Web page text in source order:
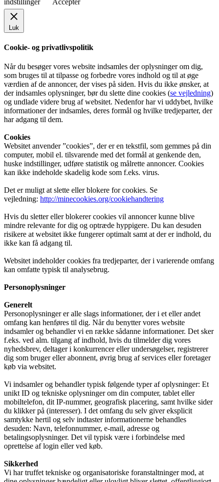
Luk
Cookie- og privatlivspolitik
Når du besøger vores website indsamles der oplysninger om dig,
som bruges til at tilpasse og forbedre vores indhold og til at øge
værdien af de annoncer, der vises på siden. Hvis du ikke ønsker, at
der indsamles oplysninger, bør du slette dine cookies (se vejledning)
og undlade videre brug af websitet. Nedenfor har vi uddybet, hvilke
informationer der indsamles, deres formål og hvilke tredjeparter, der
har adgang til dem.
Cookies
Websitet anvender ”cookies”, der er en tekstfil, som gemmes på din
computer, mobil el. tilsvarende med det formål at genkende den,
huske indstillinger, udføre statistik og målrette annoncer. Cookies
kan ikke indeholde skadelig kode som f.eks. virus.
Det er muligt at slette eller blokere for cookies. Se
vejledning: http://minecookies.org/cookiehandtering
Hvis du sletter eller blokerer cookies vil annoncer kunne blive
mindre relevante for dig og optræde hyppigere. Du kan desuden
risikere at websitet ikke fungerer optimalt samt at der er indhold, du
ikke kan få adgang til.
Websitet indeholder cookies fra tredjeparter, der i varierende omfang
kan omfatte typisk til analysebrug.
Personoplysninger
Generelt
Personoplysninger er alle slags informationer, der i et eller andet
omfang kan henføres til dig. Når du benytter vores website
indsamler og behandler vi en række sådanne informationer. Det sker
f.eks. ved alm. tilgang af indhold, hvis du tilmelder dig vores
nyhedsbrev, deltager i konkurrencer eller undersøgelser, registrerer
dig som bruger eller abonnent, øvrig brug af services eller foretager
køb via websitet.
Vi indsamler og behandler typisk følgende typer af oplysninger: Et
unikt ID og tekniske oplysninger om din computer, tablet eller
mobiltelefon, dit IP-nummer, geografisk placering, samt hvilke sider
du klikker på (interesser). I det omfang du selv giver eksplicit
samtykke hertil og selv indtaster informationerne behandles
desuden: Navn, telefonnummer, e-mail, adresse og
betalingsoplysninger. Det vil typisk være i forbindelse med
oprettelse af login eller ved køb.
Sikkerhed
Vi har truffet tekniske og organisatoriske foranstaltninger mod, at